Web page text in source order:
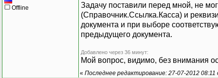
Offline
Задачу поставили перед мной, не
(Справочник.Ссылка.Касса) и
документа и при выборе
предыдущего документа.
Добавлено через 36 минут:
Мой вопрос, видимо, без внимания
« Последнее редактирование: 27-07-2012 08:11